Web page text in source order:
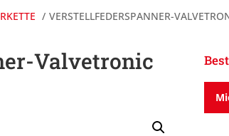
VERSTELLFEDERSPANNER-
Valvetronic